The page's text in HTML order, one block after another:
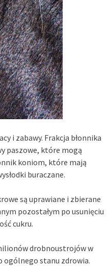
i zabawy. Frakcja błonnika
paszowe, które mogą
koniom, które mają
buraczane.
są uprawiane i zbierane
pozostałym po usunięciu
cukru.
drobnoustrojów w
ogólnego stanu zdrowia.